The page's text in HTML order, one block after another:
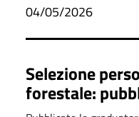
04/05/2026
Selezione
forestale: